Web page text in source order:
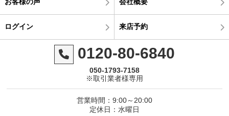
ログイン 来店予約
0120-80-6840
050-1793-7158
※取引業者様専用
営業時間：9:00～20:00
定休日：水曜日